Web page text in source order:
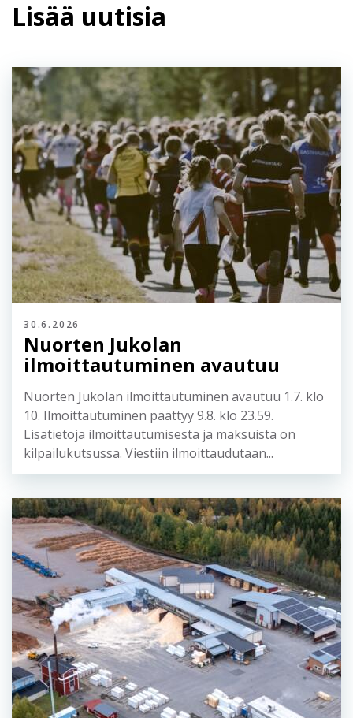
Lisää uutisia
30.6.2026
Nuorten Jukolan
ilmoittautuminen avautuu
Nuorten Jukolan ilmoittautuminen avautuu 1.7. klo
10. Ilmoittautuminen päättyy 9.8. klo 23.59.
Lisätietoja ilmoittautumisesta ja maksuista on
kilpailukutsussa. Viestiin ilmoittaudutaan...